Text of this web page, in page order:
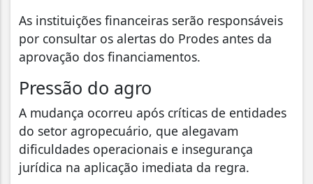
As instituições financeiras serão responsáveis
por consultar os alertas do Prodes antes da
aprovação dos financiamentos.
Pressão do agro
A mudança ocorreu após críticas de entidades
do setor agropecuário, que alegavam
dificuldades operacionais e insegurança
jurídica na aplicação imediata da regra.